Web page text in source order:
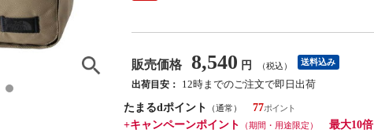
販売価格 8,540 円 （税込） 送料込み
出荷目安：
12時までのご注文で即日出荷
たまるdポイント
（通常）
77
+キャンペーンポイント
（期間・用途限定）
最大10倍